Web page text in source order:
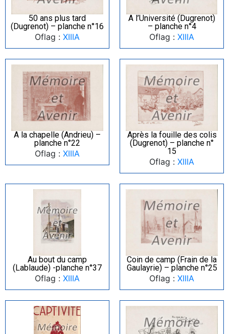
50 ans plus tard
(Dugrenot) – planche n°16
Oflag : XIIIA
A l’Université (Dugrenot)
– planche n°4
Oflag : XIIIA
A la chapelle (Andrieu) –
planche n°22
Oflag : XIIIA
Après la fouille des colis
(Dugrenot) – planche n°
15
Oflag : XIIIA
Au bout du camp
(Lablaude) -planche n°37
Oflag : XIIIA
Coin de camp (Frain de la
Gaulayrie) – planche n°25
Oflag : XIIIA